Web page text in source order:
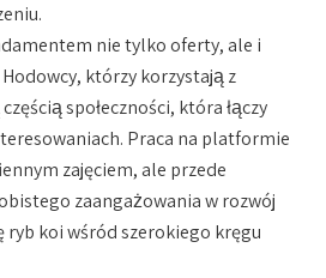
nie tylko oferty, ale i
którzy korzystają z
społeczności, która łączy
Praca na platformie
zajęciem, ale przede
zaangażowania w rozwój
koi wśród szerokiego kręgu